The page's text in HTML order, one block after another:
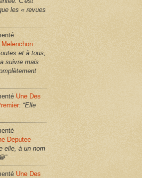
les « revues
et à tous,
suivre mais
Une Des
: “Elle
Deputee
elle, à un nom
Une Des